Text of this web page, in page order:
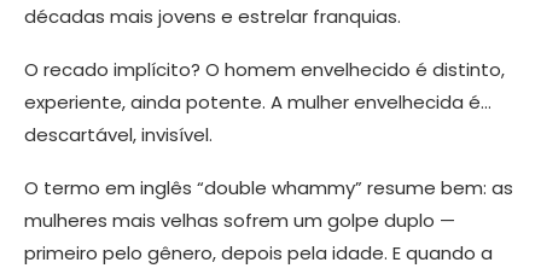
décadas mais jovens e estrelar franquias.
O recado implícito? O homem envelhecido é distinto,
experiente, ainda potente. A mulher envelhecida é…
descartável, invisível.
O termo em inglês “double whammy” resume bem: as
mulheres mais velhas sofrem um golpe duplo —
primeiro pelo gênero, depois pela idade. E quando a